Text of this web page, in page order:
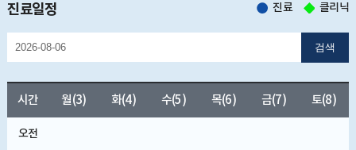
진료일정
검색
진료 클리닉
시간 월(3) 화(4) 수(5) 목(6) 금(7) 토(8)
오전